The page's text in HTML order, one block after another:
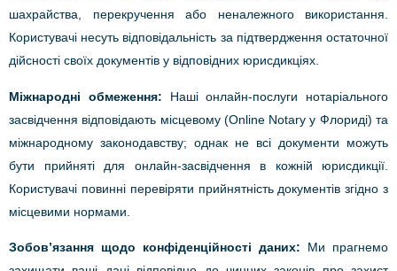
шахрайства, перекручення або неналежного використання.
Користувачі несуть відповідальність за підтвердження остаточної
дійсності своїх документів у відповідних юрисдикціях.
Міжнародні обмеження: Наші онлайн-послуги нотаріального
засвідчення відповідають місцевому (Online Notary у Флориді) та
міжнародному законодавству; однак не всі документи можуть
бути прийняті для онлайн-засвідчення в кожній юрисдикції.
Користувачі повинні перевіряти прийнятність документів згідно з
місцевими нормами.
Зобов’язання щодо конфіденційності даних: Ми прагнемо